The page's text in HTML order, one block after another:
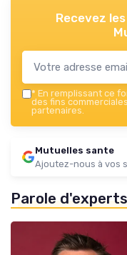
Recevez
* En remplissant ce
des fins
partenaires.
Mutuelles sante
Ajoutez-nous à vos
Parole d'experts